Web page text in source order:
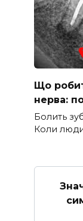
Що
нерва:
Болить
Коли